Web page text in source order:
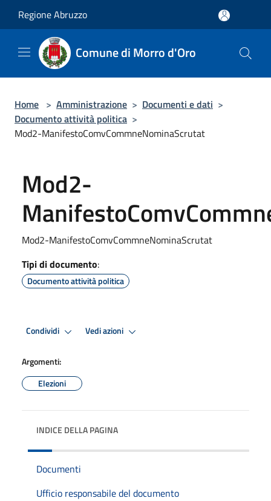
Regione Abruzzo
Comune di Morro d'Oro
Home > Amministrazione > Documenti e dati >
Documento attività politica >
Mod2-ManifestoComvCommneNominaScrutat
Mod2-
Mod2-ManifestoComvCommneNominaScrutat
Tipi di documento:
Documento attività politica
Condividi Vedi azioni
Argomenti:
Elezioni
INDICE DELLA PAGINA
Documenti
Ufficio responsabile del documento